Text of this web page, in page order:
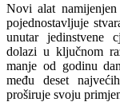
Novi alat
pojednostavljuje
unutar jedinstvene
dolazi u ključnom
manje od godinu
među deset
proširuje svoju